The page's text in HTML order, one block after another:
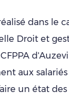
dans le
Droit et
aux
un état